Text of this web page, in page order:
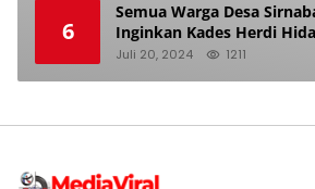
6
Semua Warga Desa
Inginkan Kades Herdi
Berhentikan Dari Jabatan
Juli 20, 2024 1211